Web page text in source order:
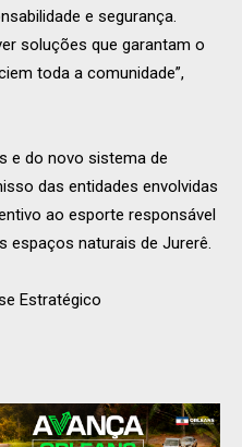
e segurança.
soluções que garantam o
toda a comunidade”,
e do novo sistema de
das entidades envolvidas
ao esporte responsável
espaços naturais de Jurerê.
Estratégico